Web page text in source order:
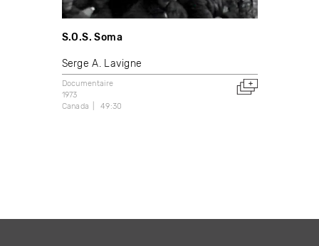
S.O.S. Soma
Serge A. Lavigne
Documentaire
1973
Canada
49:30